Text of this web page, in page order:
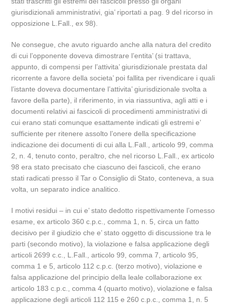
giurisdizionali amministrativi, gia’ riportati a pag. 9 del ricorso in
opposizione L.Fall., ex 98).
Ne consegue, che avuto riguardo anche alla natura del credito
di cui l’opponente doveva dimostrare l’entita’ (si trattava,
appunto, di compensi per l’attivita’ giurisdizionale prestata dal
ricorrente a favore della societa’ poi fallita per rivendicare i quali
l’istante doveva documentare l’attivita’ giurisdizionale svolta a
favore della parte), il riferimento, in via riassuntiva, agli atti e i
documenti relativi ai fascicoli di procedimenti amministrativi di
cui erano stati comunque esattamente indicati gli estremi e’
sufficiente per ritenere assolto l’onere della specificazione
indicazione dei documenti di cui alla L.Fall., articolo 99, comma
2, n. 4, tenuto conto, peraltro, che nel ricorso L.Fall., ex articolo
98 era stato precisato che ciascuno dei fascicoli, che erano
stati radicati presso il Tar o Consiglio di Stato, conteneva, a sua
volta, un separato indice analitico.
I motivi residui – in cui e’ stato dedotto rispettivamente l’omesso
esame, ex articolo 360 c.p.c., comma 1, n. 5, circa un fatto
decisivo per il giudizio che e’ stato oggetto di discussione tra le
parti (secondo motivo), la violazione e falsa applicazione degli
articoli 2699 c.c., L.Fall., articolo 99, comma 7, articolo 95,
comma 1 e 5, articolo 112 c.p.c. (terzo motivo), violazione e
falsa applicazione del principio della leale collaborazione ex
articolo 183 c.p.c., comma 4 (quarto motivo), violazione e falsa
applicazione degli articoli 112 115 e 260 c.p.c., comma 1, n. 5